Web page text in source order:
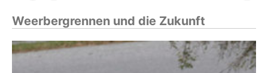
Weerbergrennen und die Zukunft